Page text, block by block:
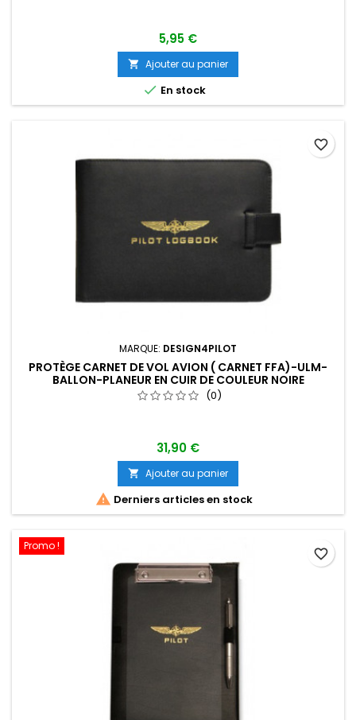
5,95 €
 Ajouter au panier
 En stock
MARQUE: DESIGN4PILOT
PROTÈGE CARNET DE VOL AVION ( CARNET FFA)-ULM-
BALLON-PLANEUR EN CUIR DE COULEUR NOIRE
(0)
31,90 €
 Ajouter au panier
 Derniers articles en stock
favorite_border
Promo !
favorite_border